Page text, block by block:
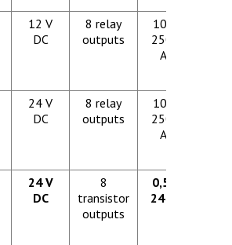
12 V
DC
8 relay
outputs
10 A/
250 V
AC
24 V
DC
8 relay
outputs
10 A/
250 V
AC
24 V
DC
8
transistor
outputs
0,5 A/
24 DC